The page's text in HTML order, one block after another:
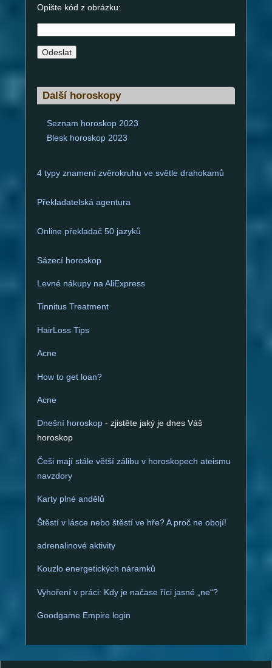
Opište kód z obrázku:
l
t
t
v
:
Další horoskopy
Seznam horoskop 2023
Blesk horoskop 2023
4 typy znamení zvěrokruhu ve světle drahokamů
Překladatelská agentura
Online překladač 50 jazyků
Sázecí horoskop
Levné nákupy na AliExpress
Tinnitus Treatment
HairLoss Tips
Acne
How to get loan?
Acne
Dnešní horoskop- zjistěte jaký je dnes Váš
horoskop
Češi mají stále větší zálibu v horoskopech ateismu
navzdory
Karty plné andělů
Štěstí v lásce nebo štěstí ve hře? A proč ne obojí!
adrenalinové aktivity
Kouzlo energetických náramků
Vyhoření v práci: Kdy je načase říci jasné „ne“?
Goodgame Empire login